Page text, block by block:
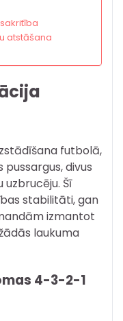
atstāšana
futbolā,
divus
uzbrucēju. Šī
stabilitāti, gan
izmantot
laukuma
4-3-2-1